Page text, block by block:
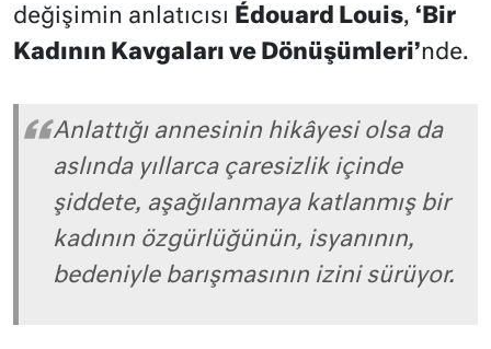
değişimin anlatıcısı Édouard Louis, ‘Bir
Kadının Kavgaları ve Dönüşümleri’nde.
Anlattığı annesinin hikâyesi olsa da
aslında yıllarca çaresizlik içinde
şiddete, aşağılanmaya katlanmış bir
kadının özgürlüğünün, isyanının,
bedeniyle barışmasının izini sürüyor.